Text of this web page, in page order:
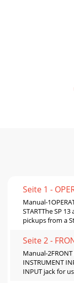
Seite 1 -
Manual-
STARTThe SP
pickups from a
Seite 2 -
Manual-
INSTRUMENT
INPUT jack for